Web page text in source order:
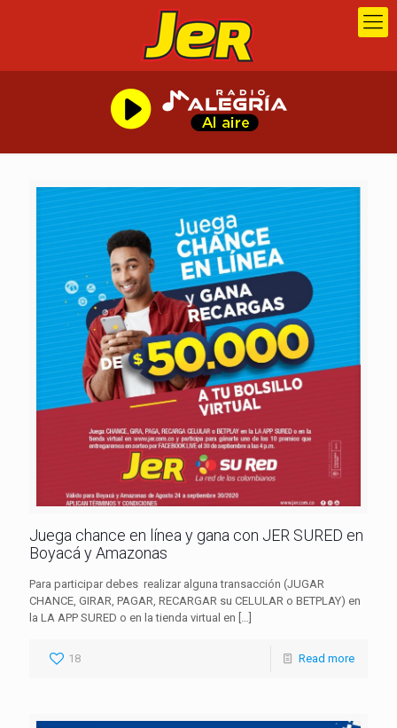
Juega chance en línea y gana con JER SURED en
Boyacá y Amazonas
Para participar debes realizar alguna transacción (JUGAR
CHANCE, GIRAR, PAGAR, RECARGAR su CELULAR o BETPLAY) en
la LA APP SURED o en la tienda virtual en […]
18 Read more